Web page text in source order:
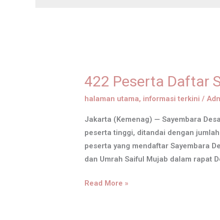
422 Peserta Daftar
halaman utama, informasi terkini /
Jakarta (Kemenag) — Sayembara
peserta tinggi, ditandai dengan
peserta yang mendaftar Sayembara
dan Umrah Saiful Mujab dalam rapat
Daftar
Batik
Haji
Indonesia
Read More »